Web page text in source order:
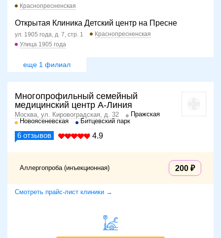
Краснопресненская
Открытая Клиника Детский центр на Пресне
ул. 1905 года, д. 7, стр. 1
Краснопресненская
Улица 1905 года
еще 1 филиал
Многопрофильный семейный
медицинский центр А-Линия
Москва, ул. Кировоградская, д. 32
Пражская
Новоясеневская
Битцевский парк
6 отзывов 4.9
Аллергопроба (инъекционная) 200
Смотреть прайс-лист клиники →